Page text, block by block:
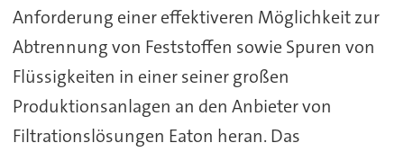
Anforderung einer effektiveren Möglichkeit zur
Abtrennung von Feststoffen sowie Spuren von
Flüssigkeiten in einer seiner großen
Produktionsanlagen an den Anbieter von
Filtrationslösungen Eaton heran. Das